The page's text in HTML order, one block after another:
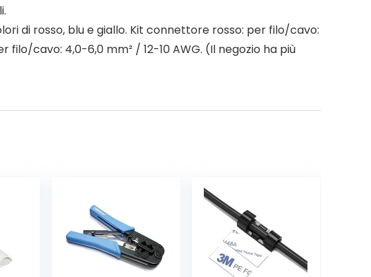
di rosso, blu e giallo. Kit connettore rosso: per filo/cavo:
filo/cavo: 4,0-6,0 mm² / 12-10 AWG. (Il negozio ha più